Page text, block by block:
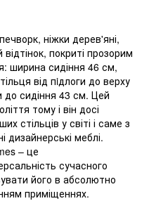
ніжки дерев'яні,
покриті прозорим
ширина сидіння 46 см,
від пiдлоги до верху
до сидіння 43 см. Цей
тому і він досі
стільців у світі і саме з
дизайнерські меблі.
– це
сучасного
його в абсолютно
приміщеннях.